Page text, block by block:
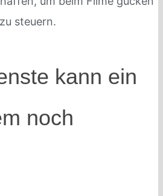
steuern.
kann ein
noch